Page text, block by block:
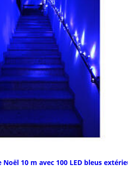
10 m avec 100 LED bleus